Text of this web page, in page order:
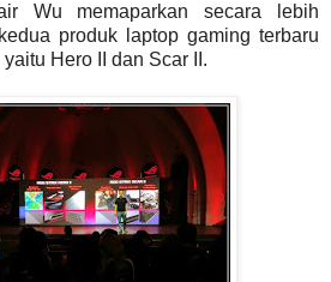
Wu memaparkan secara lebih
produk laptop gaming terbaru
Hero II dan Scar II.